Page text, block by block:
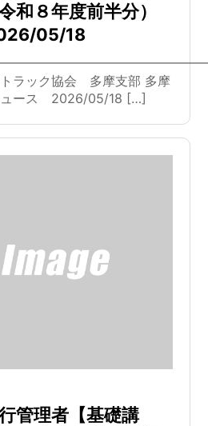
和８年度前半分）
05/18
ラック協会 多摩支部 多摩
ュース 2026/05/18 […]
管理者【基礎講